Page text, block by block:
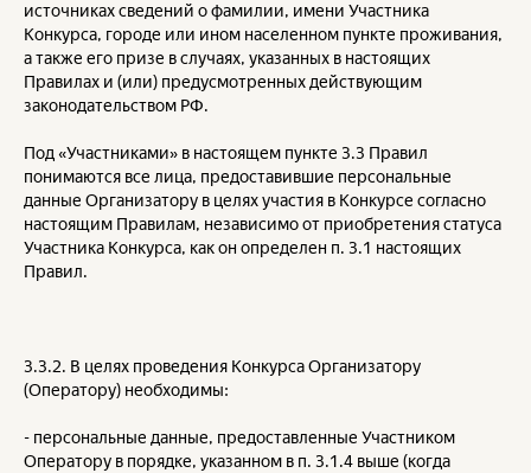
источниках сведений о фамилии, имени Участника
Конкурса, городе или ином населенном пункте проживания,
а также его призе в случаях, указанных в настоящих
Правилах и (или) предусмотренных действующим
законодательством РФ.
Под «Участниками» в настоящем пункте 3.3 Правил
понимаются все лица, предоставившие персональные
данные Организатору в целях участия в Конкурсе согласно
настоящим Правилам, независимо от приобретения статуса
Участника Конкурса, как он определен п. 3.1 настоящих
Правил.
3.3.2. В целях проведения Конкурса Организатору
(Оператору) необходимы:
- персональные данные, предоставленные Участником
Оператору в порядке, указанном в п. 3.1.4 выше (когда